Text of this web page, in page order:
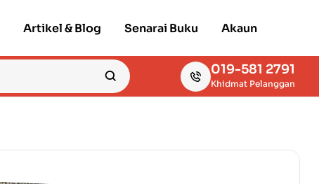
Artikel & Blog Senarai Buku Akaun
019-581 2791
Khidmat Pelanggan